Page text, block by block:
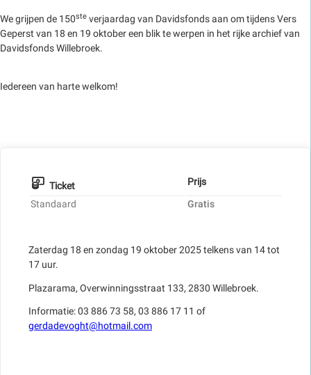
We grijpen de 150ste verjaardag van Davidsfonds aan om tijdens Vers
Geperst van 18 en 19 oktober een blik te werpen in het rijke archief van
Davidsfonds Willebroek.
Iedereen van harte welkom!
Ticket
Prijs
Standaard
Gratis
Zaterdag 18 en zondag 19 oktober 2025 telkens van 14 tot
17 uur.
Plazarama, Overwinningsstraat 133, 2830 Willebroek.
Informatie: 03 886 73 58, 03 886 17 11 of
gerdadevoght@hotmail.com